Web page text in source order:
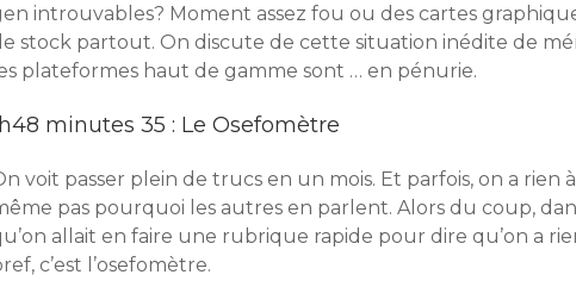
introuvables? Moment assez fou ou des cartes
stock partout. On discute de cette situation inédite de
plateformes haut de gamme sont … en pénurie.
minutes 35 : Le Osefomètre
voit passer plein de trucs en un mois. Et parfois, on a rien
pas pourquoi les autres en parlent. Alors du coup,
allait en faire une rubrique rapide pour dire qu’on a
c’est l’osefomètre.